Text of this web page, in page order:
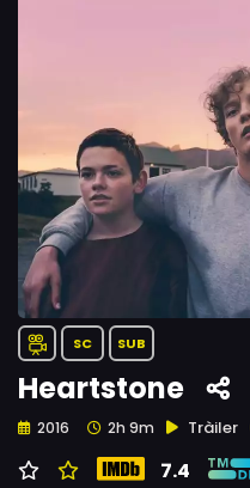
SC SUB
Heartstone
2016 2h 9m Tràiler
7.4